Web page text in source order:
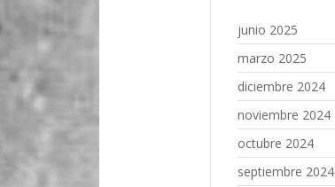
junio 2025
marzo 2025
diciembre 2024
noviembre 2024
octubre 2024
septiembre 2024